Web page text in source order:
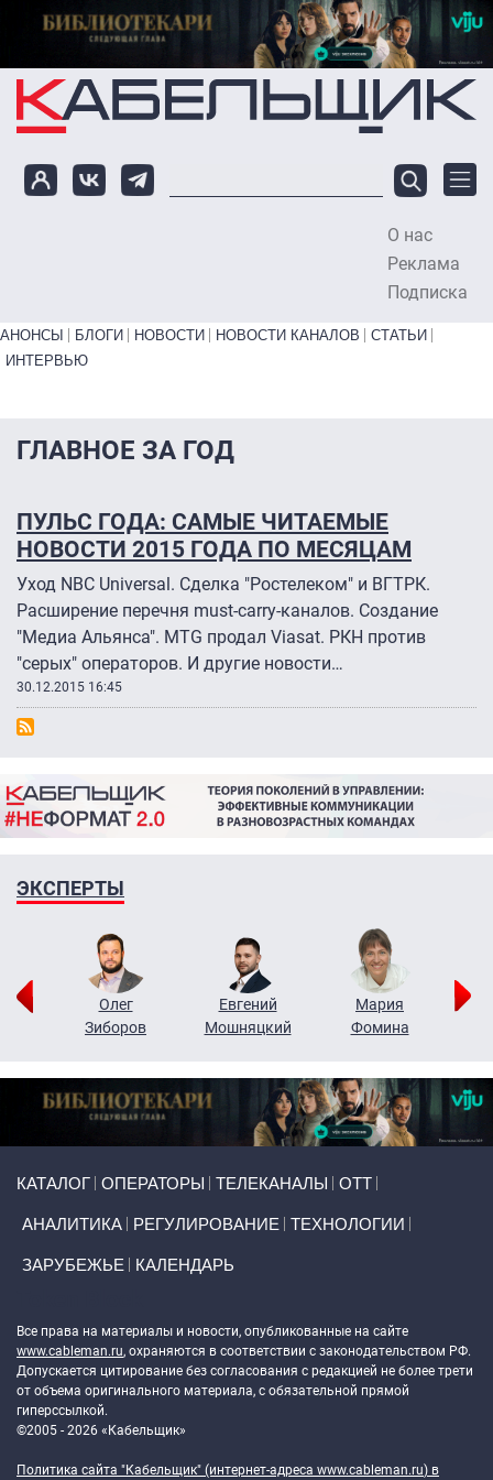
Перейти к основному содержанию
О нас
Реклама
Подписка
Primary links bottom
АНОНСЫ БЛОГИ НОВОСТИ НОВОСТИ КАНАЛОВ
СТАТЬИ
ИНТЕРВЬЮ
ГЛАВНОЕ ЗА ГОД
ПУЛЬС ГОДА: САМЫЕ ЧИТАЕМЫЕ
НОВОСТИ 2015 ГОДА ПО МЕСЯЦАМ
Уход NBC Universal. Сделка "Ростелеком" и ВГТРК.
Расширение перечня must-carry-каналов. Создание
"Медиа Альянса". MTG продал Viasat. РКН против
"серых" операторов. И другие новости…
30.12.2015 16:45
ЭКСПЕРТЫ
Олег
Зиборов
Евгений
Мошняцкий
Мария
Фомина
КАТАЛОГ ОПЕРАТОРЫ ТЕЛЕКАНАЛЫ ОТТ
АНАЛИТИКА РЕГУЛИРОВАНИЕ ТЕХНОЛОГИИ
ЗАРУБЕЖЬЕ КАЛЕНДАРЬ
Все права на материалы и новости, опубликованные на сайте
www.cableman.ru, охраняются в соответствии с законодательством РФ.
Допускается цитирование без согласования с редакцией не более трети
от объема оригинального материала, с обязательной прямой
гиперссылкой.
©2005 - 2026 «Кабельщик»
Политика сайта "Кабельщик" (интернет-адреса www.cableman.ru) в